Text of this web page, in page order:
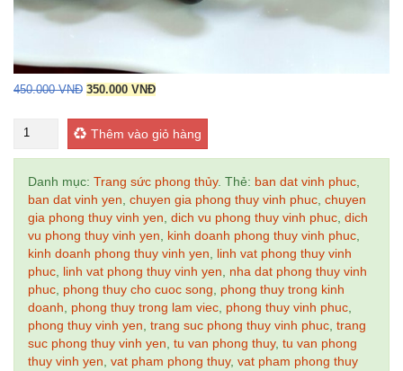
450.000VNĐ Giá
là:
450.000 VNĐ.
350.000 VNĐGiá
tại
là:
350.000 VNĐ.
Vòng
ngọc
thạch
lựu
lượng
Thêm vào giỏ hàng
Danh mục: Trang sức phong thủy. Thẻ: ban dat vinh phuc
ban dat vinh yen chuyen gia phong thuy vinh phuc chuyen
gia phong thuy vinh yen dich vu phong thuy vinh phuc dich
vu phong thuy vinh yen
kinh doanh phong thuy vinh phuc
kinh doanh phong thuy vinh yen
linh vat phong thuy vinh
phuc linh vat phong thuy vinh yen
nha dat phong thuy vinh
phuc phong thuy cho cuoc song
phong thuy trong kinh
doanh
phong thuy trong lam viec phong thuy vinh phuc
phong thuy vinh yen trang suc phong thuy vinh phuc trang
suc phong thuy vinh yen tu van phong thuy, tu van phong
thuy vinh yen vat pham phong thuy, vat pham phong thuy